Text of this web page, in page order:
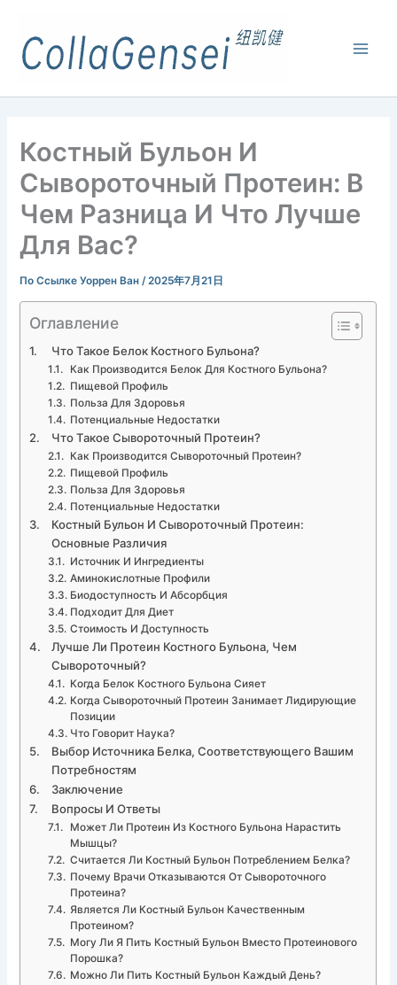
Костный Бульон И
Сывороточный Протеин: В
Чем Разница И Что Лучше
Для Вас?
По СсылкеУоррен Ван/2025年7月21日
Оглавление
Что Такое Белок Костного Бульона?
Как Производится Белок Для Костного Бульона?
Пищевой Профиль
Польза Для Здоровья
Потенциальные Недостатки
Что Такое Сывороточный Протеин?
Как Производится Сывороточный Протеин?
Пищевой Профиль
Польза Для Здоровья
Потенциальные Недостатки
Костный Бульон И Сывороточный Протеин:
Основные Различия
Источник И Ингредиенты
Аминокислотные Профили
Биодоступность И Абсорбция
Подходит Для Диет
Стоимость И Доступность
Лучше Ли Протеин Костного Бульона, Чем
Сывороточный?
Когда Белок Костного Бульона Сияет
Когда Сывороточный Протеин Занимает Лидирующие
Позиции
Что Говорит Наука?
Выбор Источника Белка, Соответствующего Вашим
Потребностям
Заключение
Вопросы И Ответы
Может Ли Протеин Из Костного Бульона Нарастить
Мышцы?
Считается Ли Костный Бульон Потреблением Белка?
Почему Врачи Отказываются От Сывороточного
Протеина?
Является Ли Костный Бульон Качественным
Протеином?
Могу Ли Я Пить Костный Бульон Вместо Протеинового
Порошка?
Можно Ли Пить Костный Бульон Каждый День?